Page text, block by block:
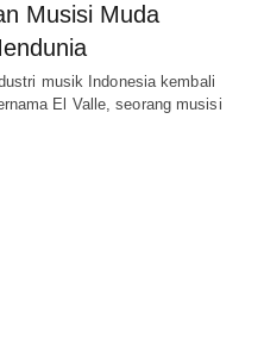
Musisi Muda
musik Indonesia kembali
El Valle, seorang musisi